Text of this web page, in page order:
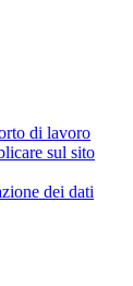
di lavoro
sul sito
dei dati